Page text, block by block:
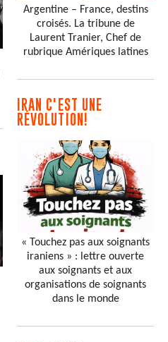
Argentine – France, destins
croisés. La tribune de
Laurent Tranier, Chef de
rubrique Amériques latines
IRAN C'EST UNE
RÉVOLUTION!
« Touchez pas aux soignants
iraniens » : lettre ouverte
aux soignants et aux
organisations de soignants
dans le monde